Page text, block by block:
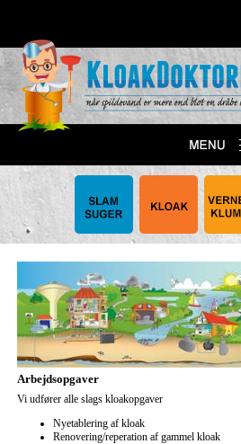
Arbejdsopgaver
Vi udfører alle slags kloakopgaver
Nyetablering af kloak
Renovering/reperation af gammel kloak